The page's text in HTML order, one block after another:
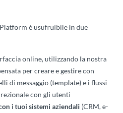
è usufruibile in due
online, utilizzando la nostra
per creare e gestire con
di messaggio (template) e i flussi
con gli utenti
i tuoi sistemi aziendali (CRM, e-